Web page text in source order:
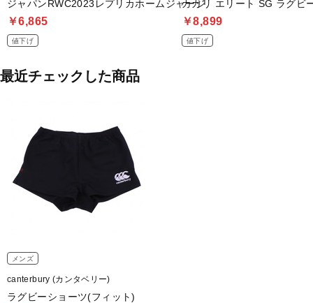
ジャパンRWC2023レプリカホームジャージ
￥6,865
値下げ
カカリ エリート SG ラグビ
￥8,899
値下げ
最近チェックした商品
メンズ
canterbury (カンタベリー)
ラグビーショーツ(フィット)